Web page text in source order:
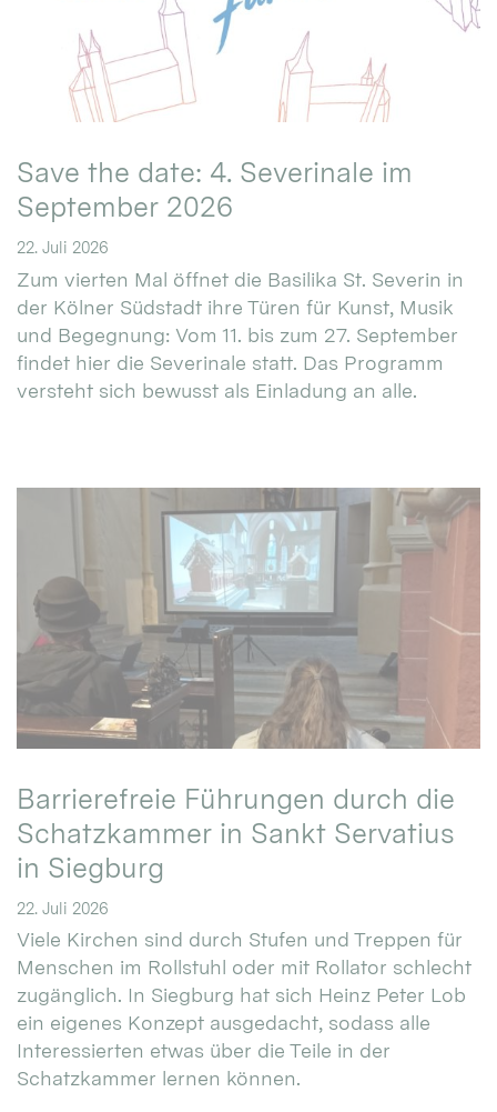
Save the date: 4. Severinale im
September 2026
22. Juli 2026
Zum vierten Mal öffnet die Basilika St. Severin in
der Kölner Südstadt ihre Türen für Kunst, Musik
und Begegnung: Vom 11. bis zum 27. September
findet hier die Severinale statt. Das Programm
versteht sich bewusst als Einladung an alle.
Barrierefreie Führungen durch die
Schatzkammer in Sankt Servatius
in Siegburg
22. Juli 2026
Viele Kirchen sind durch Stufen und Treppen für
Menschen im Rollstuhl oder mit Rollator schlecht
zugänglich. In Siegburg hat sich Heinz Peter Lob
ein eigenes Konzept ausgedacht, sodass alle
Interessierten etwas über die Teile in der
Schatzkammer lernen können.